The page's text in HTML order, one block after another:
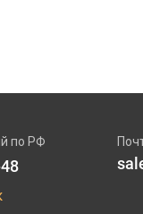
по РФ